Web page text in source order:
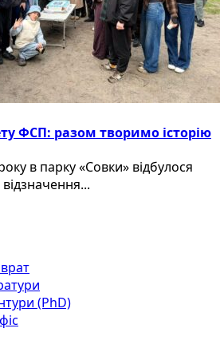
ФСП: разом творимо історію
в парку «Совки» відбулося
(PhD)